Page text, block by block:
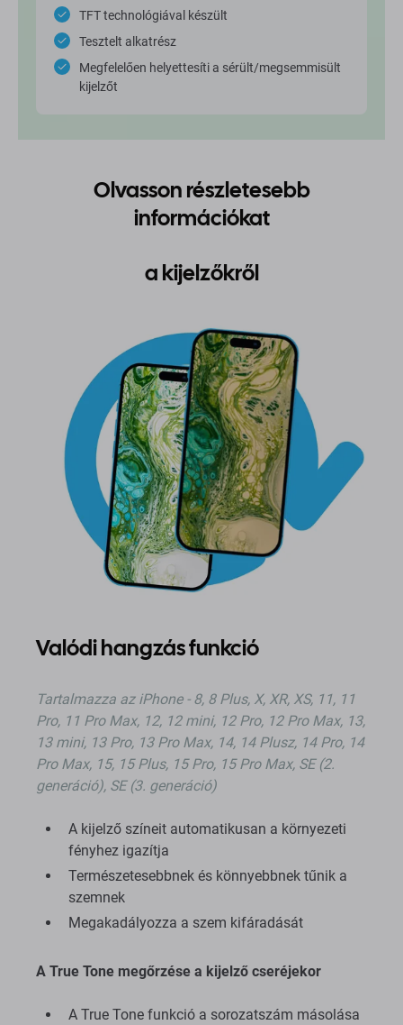
TFT technológiával készült
Tesztelt alkatrész
Megfelelően helyettesíti a sérült/megsemmisült
kijelzőt
Olvasson részletesebb
információkat
a kijelzőkről
Valódi hangzás funkció
Tartalmazza az iPhone - 8, 8 Plus, X, XR, XS, 11, 11
Pro, 11 Pro Max, 12, 12 mini, 12 Pro, 12 Pro Max, 13,
13 mini, 13 Pro, 13 Pro Max, 14, 14 Plusz, 14 Pro, 14
Pro Max, 15, 15 Plus, 15 Pro, 15 Pro Max, SE (2.
generáció), SE (3. generáció)
A kijelző színeit automatikusan a környezeti
fényhez igazítja
Természetesebbnek és könnyebbnek tűnik a
szemnek
Megakadályozza a szem kifáradását
A True Tone megőrzése a kijelző cseréjekor
A True Tone funkció a sorozatszám másolása